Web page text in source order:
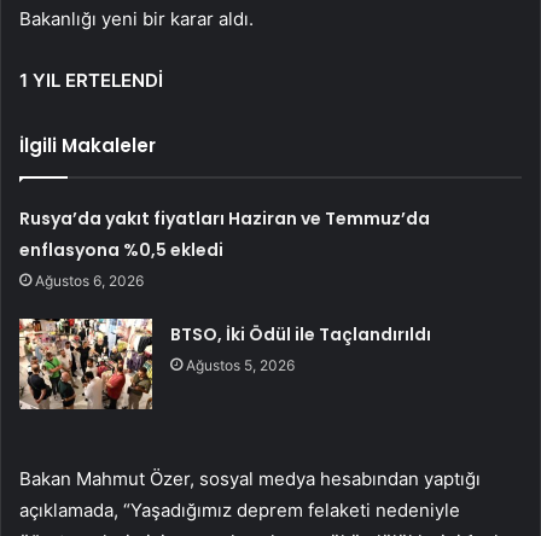
Bakanlığı yeni bir karar aldı.
1 YIL ERTELENDİ
İlgili Makaleler
Rusya’da yakıt fiyatları Haziran ve Temmuz’da
enflasyona %0,5 ekledi
Ağustos 6, 2026
BTSO, İki Ödül ile Taçlandırıldı
Ağustos 5, 2026
Bakan Mahmut Özer, sosyal medya hesabından yaptığı
açıklamada, “Yaşadığımız deprem felaketi nedeniyle